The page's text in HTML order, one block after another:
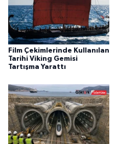
Film Çekimlerinde Kullanılan
Tarihi Viking Gemisi
Tartışma Yarattı